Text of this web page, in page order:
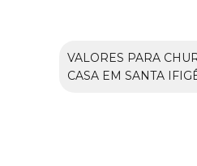
VALORES PARA
CASA EM SANTA